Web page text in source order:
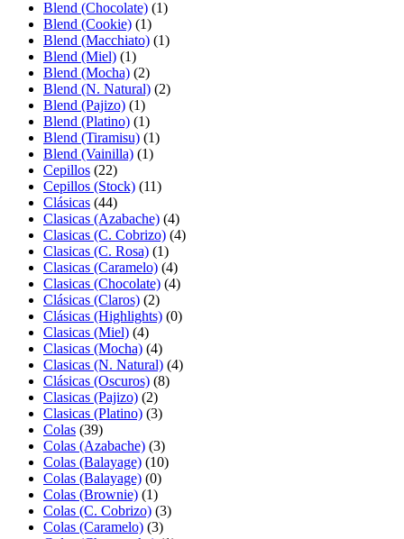
Blend (Chocolate) (1)
Blend (Cookie) (1)
Blend (Macchiato) (1)
Blend (Miel) (1)
Blend (Mocha) (2)
Blend (N. Natural) (2)
Blend (Pajizo) (1)
Blend (Platino) (1)
Blend (Tiramisu) (1)
Blend (Vainilla) (1)
Cepillos (22)
Cepillos (Stock) (11)
Clásicas (44)
Clasicas (Azabache) (4)
Clasicas (C. Cobrizo) (4)
Clasicas (C. Rosa) (1)
Clasicas (Caramelo) (4)
Clasicas (Chocolate) (4)
Clásicas (Claros) (2)
Clásicas (Highlights) (0)
Clasicas (Miel) (4)
Clasicas (Mocha) (4)
Clasicas (N. Natural) (4)
Clásicas (Oscuros) (8)
Clasicas (Pajizo) (2)
Clasicas (Platino) (3)
Colas (39)
Colas (Azabache) (3)
Colas (Balayage) (10)
Colas (Balayage) (0)
Colas (Brownie) (1)
Colas (C. Cobrizo) (3)
Colas (Caramelo) (3)